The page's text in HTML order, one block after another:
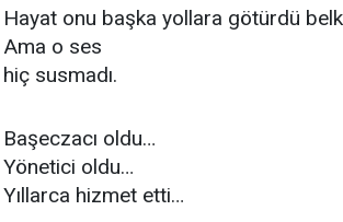
Hayat onu başka yollara götürdü
Ama o ses
hiç susmadı.
Başeczacı oldu…
Yönetici oldu…
Yıllarca hizmet etti…